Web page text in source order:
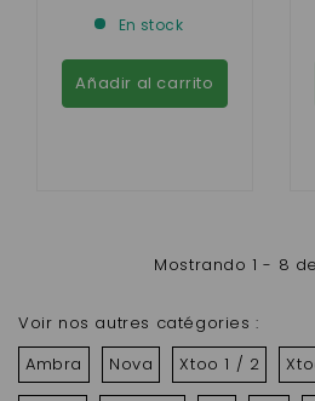
En stock
Añadir al carrito
Mostrando 1 - 8
Voir nos autres catégories :
Ambra
Nova Xtoo 1 / 2